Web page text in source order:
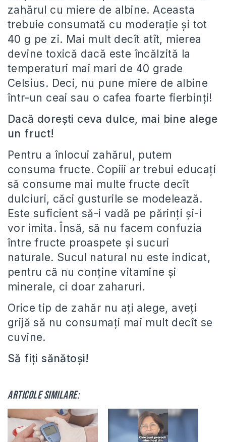
zahărul cu miere de albine. Aceasta
trebuie consumată cu moderaţie şi tot
40 g pe zi. Mai mult decît atît, mierea
devine toxică dacă este încălzită la
temperaturi mai mari de 40 grade
Celsius. Deci, nu pune miere de albine
într-un ceai sau o cafea foarte fierbinţi!
Dacă dorești ceva dulce, mai bine alege
un fruct!
Pentru a înlocui zahărul, putem
consuma fructe. Copiii ar trebui educaţi
să consume mai multe fructe decît
dulciuri, căci gusturile se modelează.
Este suficient să-i vadă pe părinţi şi-i
vor imita. Însă, să nu facem confuzia
între fructe proaspete şi sucuri
naturale. Sucul natural nu este indicat,
pentru că nu conţine vitamine şi
minerale, ci doar zaharuri.
Orice tip de zahăr nu ați alege, aveți
grijă să nu consumați mai mult decît se
cuvine.
Să fiți sănătoși!
Articole similare: